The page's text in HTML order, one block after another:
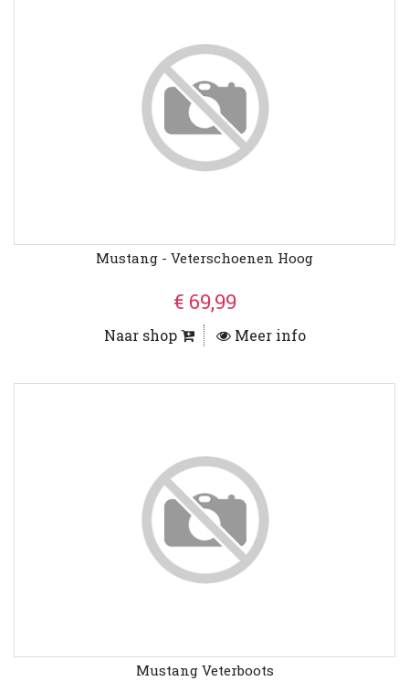
Mustang - Veterschoenen Hoog
€ 69,99
Naar shop Meer info
Mustang Veterboots